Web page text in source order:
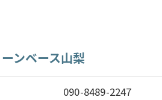
ンベース山梨
090-8489-2247